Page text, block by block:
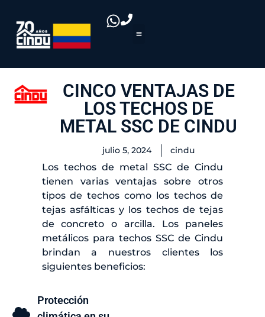
CINCO VENTAJAS DE
LOS TECHOS DE
METAL SSC DE CINDU
julio 5, 2024 cindu
Los techos de metal SSC de Cindu
tienen varias ventajas sobre otros
tipos de techos como los techos de
tejas asfálticas y los techos de tejas
de concreto o arcilla. Los paneles
metálicos para techos SSC de Cindu
brindan a nuestros clientes los
siguientes beneficios:
Protección